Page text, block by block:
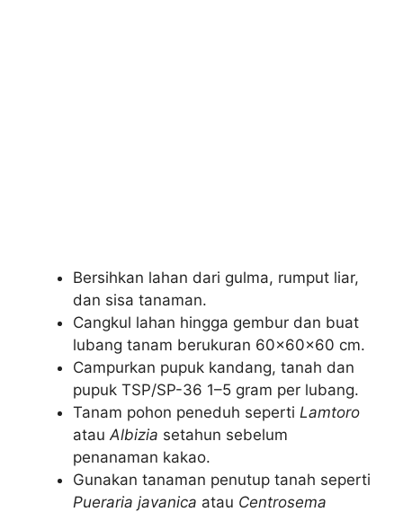
Bersihkan lahan dari gulma, rumput liar,
dan sisa tanaman.
Cangkul lahan hingga gembur dan buat
lubang tanam berukuran 60×60×60 cm.
Campurkan pupuk kandang, tanah dan
pupuk TSP/SP-36 1–5 gram per lubang.
Tanam pohon peneduh seperti Lamtoro
atau Albizia setahun sebelum
penanaman kakao.
Gunakan tanaman penutup tanah seperti
Pueraria javanica atau Centrosema